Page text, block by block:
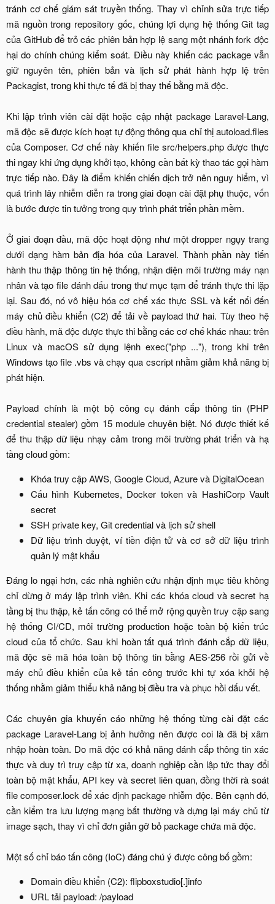
tránh cơ chế giám sát truyền thống. Thay vì chỉnh sửa trực tiếp
mã nguồn trong repository gốc, chúng lợi dụng hệ thống Git tag
của GitHub để trỏ các phiên bản hợp lệ sang một nhánh fork độc
hại do chính chúng kiểm soát. Điều này khiến các package vẫn
giữ nguyên tên, phiên bản và lịch sử phát hành hợp lệ trên
Packagist, trong khi thực tế đã bị thay thế bằng mã độc.
Khi lập trình viên cài đặt hoặc cập nhật package Laravel-Lang,
mã độc sẽ được kích hoạt tự động thông qua chỉ thị autoload.files
của Composer. Cơ chế này khiến file src/helpers.php được thực
thi ngay khi ứng dụng khởi tạo, không cần bất kỳ thao tác gọi hàm
trực tiếp nào. Đây là điểm khiến chiến dịch trở nên nguy hiểm, vì
quá trình lây nhiễm diễn ra trong giai đoạn cài đặt phụ thuộc, vốn
là bước được tin tưởng trong quy trình phát triển phần mềm.
Ở giai đoạn đầu, mã độc hoạt động như một dropper ngụy trang
dưới dạng hàm bản địa hóa của Laravel. Thành phần này tiến
hành thu thập thông tin hệ thống, nhận diện môi trường máy nạn
nhân và tạo file đánh dấu trong thư mục tạm để tránh thực thi lặp
lại. Sau đó, nó vô hiệu hóa cơ chế xác thực SSL và kết nối đến
máy chủ điều khiển (C2) để tải về payload thứ hai. Tùy theo hệ
điều hành, mã độc được thực thi bằng các cơ chế khác nhau: trên
Linux và macOS sử dụng lệnh exec("php ..."), trong khi trên
Windows tạo file .vbs và chạy qua cscript nhằm giảm khả năng bị
phát hiện.
Payload chính là một bộ công cụ đánh cắp thông tin (PHP
credential stealer) gồm 15 module chuyên biệt. Nó được thiết kế
để thu thập dữ liệu nhạy cảm trong môi trường phát triển và hạ
tầng cloud gồm:​
Khóa truy cập AWS, Google Cloud, Azure và DigitalOcean​
Cấu hình Kubernetes, Docker token và HashiCorp Vault
secret​
SSH private key, Git credential và lịch sử shell​
Dữ liệu trình duyệt, ví tiền điện tử và cơ sở dữ liệu trình
quản lý mật khẩu​
Đáng lo ngại hơn, các nhà nghiên cứu nhận định mục tiêu không
chỉ dừng ở máy lập trình viên. Khi các khóa cloud và secret hạ
tầng bị thu thập, kẻ tấn công có thể mở rộng quyền truy cập sang
hệ thống CI/CD, môi trường production hoặc toàn bộ kiến trúc
cloud của tổ chức. Sau khi hoàn tất quá trình đánh cắp dữ liệu,
mã độc sẽ mã hóa toàn bộ thông tin bằng AES-256 rồi gửi về
máy chủ điều khiển của kẻ tấn công trước khi tự xóa khỏi hệ
thống nhằm giảm thiểu khả năng bị điều tra và phục hồi dấu vết.
Các chuyên gia khuyến cáo những hệ thống từng cài đặt các
package Laravel-Lang bị ảnh hưởng nên được coi là đã bị xâm
nhập hoàn toàn. Do mã độc có khả năng đánh cắp thông tin xác
thực và duy trì truy cập từ xa, doanh nghiệp cần lập tức thay đổi
toàn bộ mật khẩu, API key và secret liên quan, đồng thời rà soát
file composer.lock để xác định package nhiễm độc. Bên cạnh đó,
cần kiểm tra lưu lượng mạng bất thường và dựng lại máy chủ từ
image sạch, thay vì chỉ đơn giản gỡ bỏ package chứa mã độc.
Một số chỉ báo tấn công (IoC) đáng chú ý được công bố gồm:​
Domain điều khiển (C2): flipboxstudio[.]info​
URL tải payload: /payload​